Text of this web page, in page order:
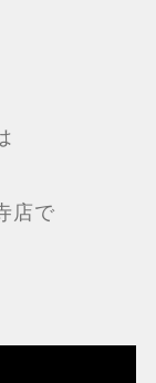
店で